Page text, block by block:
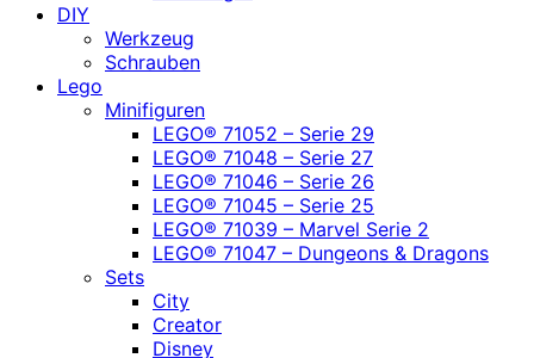
DIY
Werkzeug
Schrauben
Lego
Minifiguren
LEGO® 71052 – Serie 29
LEGO® 71048 – Serie 27
LEGO® 71046 – Serie 26
LEGO® 71045 – Serie 25
LEGO® 71039 – Marvel Serie 2
LEGO® 71047 – Dungeons & Dragons
Sets
City
Creator
Disney